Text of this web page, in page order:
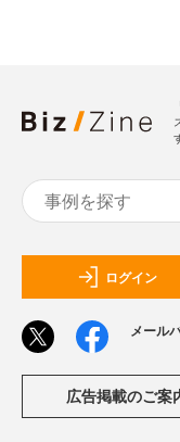
ログイン
メール
広告掲載のご案